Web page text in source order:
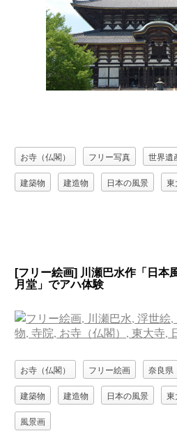
お寺（仏閣） フリー写真 世界遺
建築物 建造物 日本の風景 東
[フリー絵画] 川瀬巴水作「日本
月堂」でアハ体験
お寺（仏閣） フリー絵画 奈良県
建築物 建造物 日本の風景 東
風景画